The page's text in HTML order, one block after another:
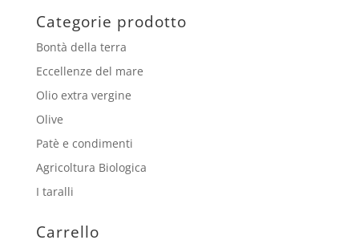
Categorie prodotto
Bontà della terra
Eccellenze del mare
Olio extra vergine
Olive
Patè e condimenti
Agricoltura Biologica
I taralli
Carrello